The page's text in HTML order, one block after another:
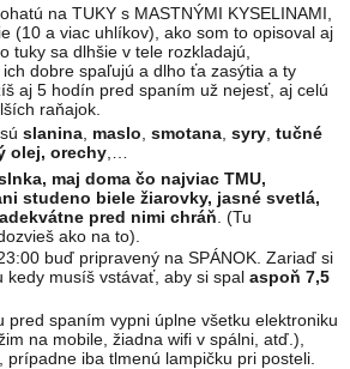
na TUKY s MASTNÝMI KYSELINAMI,
(10 a viac uhlíkov), ako som to opisoval aj
tuky sa dlhšie v tele rozkladajú,
dobre spaľujú a dlho ťa zasýtia a ty
aj 5 hodín pred spaním už nejesť, aj celú
raňajok.
slanina, maslo smotana, syry, tučné
olej, orechy,…
maj doma čo najviac TMU,
studeno biele žiarovky, jasné svetlá,
pred nimi chráň . (Tu
ako na to).
buď pripravený na SPÁNOK. Zariaď si
kedy musíš vstávať, aby si spal aspoň 7,5
pred spaním vypni úplne všetku elektroniku
na mobile, žiadna wifi v spálni, atď.),
prípadne iba tlmenú lampičku pri posteli.